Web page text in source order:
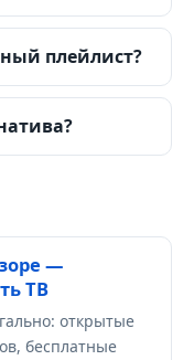
плейлист?
—
ТВ
открытые
бесплатные